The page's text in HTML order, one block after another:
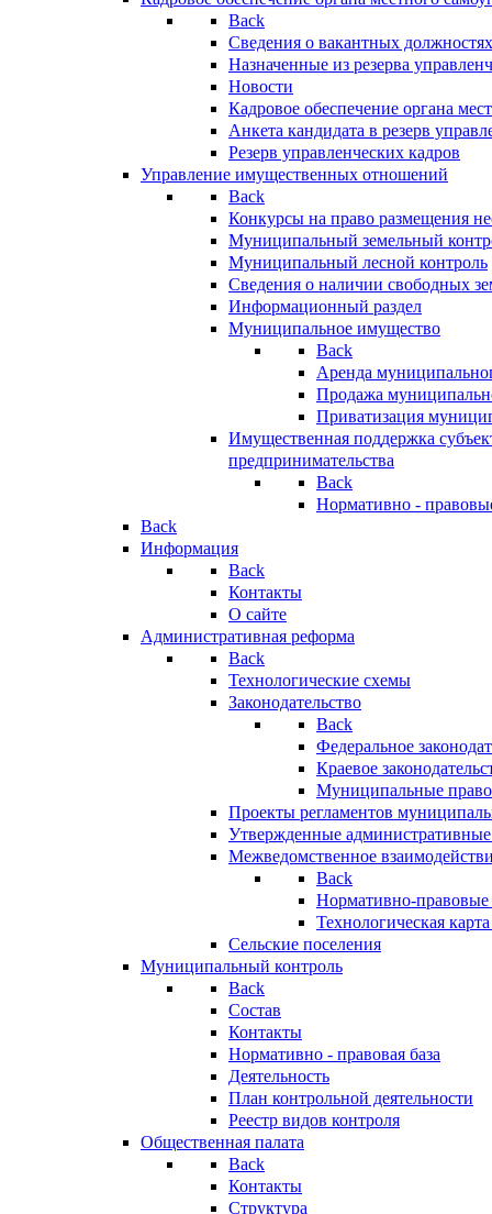
Back
Сведения о вакантных
Назначенные из резерва
Новости
Кадровое обеспечение органа
Анкета кандидата в резерв
Резерв управленческих кадров
Управление имущественных отношений
Back
Конкурсы на право размещения
Муниципальный земельный
Муниципальный лесной контроль
Сведения о наличии свободных
Информационный раздел
Муниципальное имущество
Back
Аренда
Продажа
Приватизация
Имущественная поддержка
предпринимательства
Back
Нормативно -
Back
Информация
Back
Контакты
О сайте
Административная реформа
Back
Технологические схемы
Законодательство
Back
Федеральное
Краевое
Муниципальные
Проекты регламентов
Утвержденные
Межведомственное
Back
Нормативно-правовые
Технологическая
Сельские поселения
Муниципальный контроль
Back
Состав
Контакты
Нормативно - правовая база
Деятельность
План контрольной деятельности
Реестр видов контроля
Общественная палата
Back
Контакты
Структура